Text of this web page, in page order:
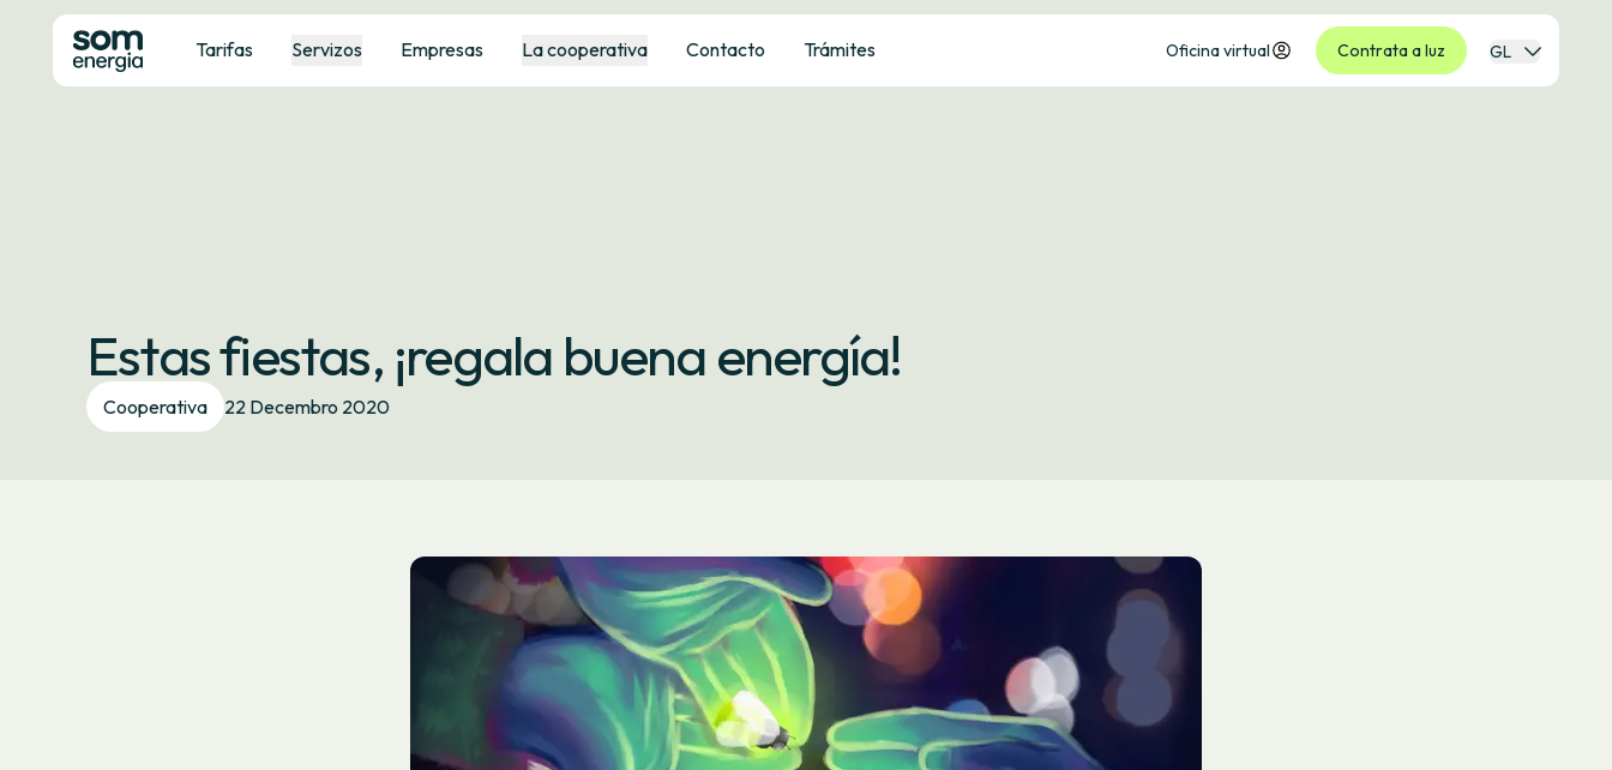
Tarifas Servizos Empresas La cooperativa Contacto Trámites Oficina virtual Contrata a luz GL
Estas fiestas, ¡regala buena energía!
Cooperativa 22 Decembro 2020